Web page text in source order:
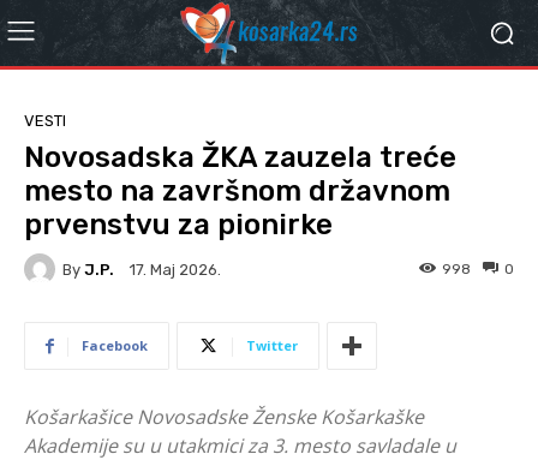
VESTI
Novosadska ŽKA zauzela treće
mesto na završnom državnom
prvenstvu za pionirke
By J.P. 17. Мај 2026. 0
998
Facebook Twitter
Košarkašice Novosadske Ženske Košarkaške
Akademije su u utakmici za 3. mesto savladale u